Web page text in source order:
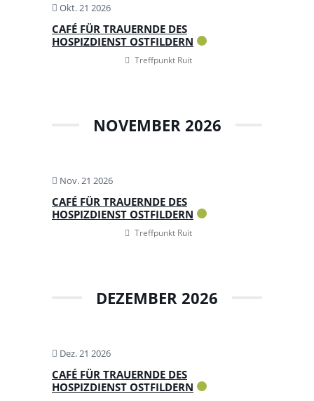
Okt. 21 2026
CAFÉ FÜR TRAUERNDE DES
HOSPIZDIENST OSTFILDERN
Treffpunkt Ruit
NOVEMBER 2026
Nov. 21 2026
CAFÉ FÜR TRAUERNDE DES
HOSPIZDIENST OSTFILDERN
Treffpunkt Ruit
DEZEMBER 2026
Dez. 21 2026
CAFÉ FÜR TRAUERNDE DES
HOSPIZDIENST OSTFILDERN